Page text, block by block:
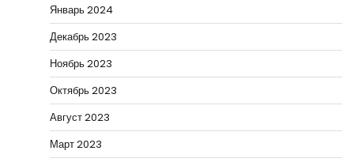
Январь 2024
Декабрь 2023
Ноябрь 2023
Октябрь 2023
Август 2023
Март 2023